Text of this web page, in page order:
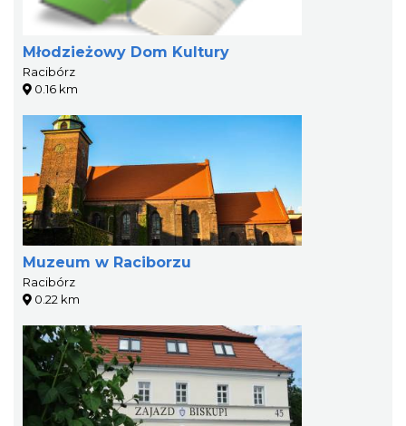
Młodzieżowy Dom Kultury
Racibórz
0.16 km
Muzeum w Raciborzu
Racibórz
0.22 km